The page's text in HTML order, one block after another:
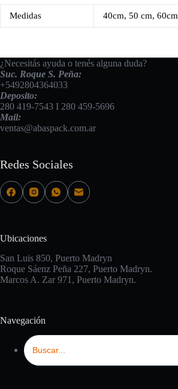
Medidas 40cm, 50 cm, 60cm
¿Necesitás ayuda o tenés alguna duda?
Suc. Roque S. Peña:
+5492804364033
Deposito:
280 419-7543 I 280 459-5696
Mail:
ventas@abaspack.com.ar
Redes Sociales
Ubicaciones
San Luis 850, Puerto Madryn
Roque Sáenz Peña 227, Puerto Madryn.
Marcos A. Zar 971, Puerto Madryn.
Navegación